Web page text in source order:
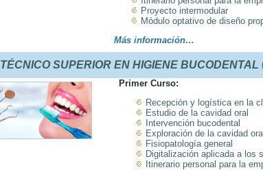
Proyecto intermodular
Módulo optativo de diseño
Más información…
TÉCNICO SUPERIOR EN HIGIENE BUCODENTAL
Primer Curso:
Recepción y logística en la
Estudio de la cavidad oral
Intervención bucodental
Exploración de la cavidad oral
Fisiopatología general
Digitalización aplicada a los
Itinerario personal para la